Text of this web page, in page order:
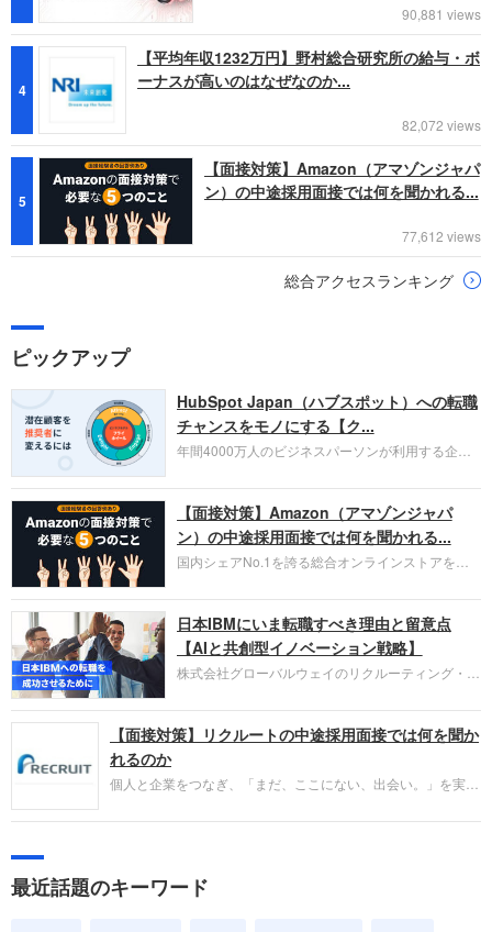
90,881 views
4
【平均年収1232万円】野村総合研究所の給与・ボ
ーナスが高いのはなぜなのか...
82,072 views
5
【面接対策】Amazon（アマゾンジャパ
ン）の中途採用面接では何を聞かれる...
77,612 views
総合アクセスランキング
ピックアップ
HubSpot Japan（ハブスポット）への転職
チャンスをモノにする【ク...
年間4000万人のビジネスパーソンが利用する企業
お勧めするイチオシ企業をご紹介します。今回はク
ラウド型CRMプラットフォームを提供する
HubSpot Japan（ハブスポット・ジャパン）株式会
社です。採用面接対策の企業研究にご活用くださ
い。
【面接対策】Amazon（アマゾンジャパ
ン）の中途採用面接では何を聞かれる...
国内シェアNo.1を誇る総合オンラインストアを運
圧倒的な存在感を持つAmazon。中途採用面接では
過去の具体的な業務成果やリーダーシップの発揮、
失敗からの学びが重視され、人間性やカルチャーフ
ィットも評価対象となり、長期的に成長できる仲間
であるかを多角的に審査されます。
日本IBMにいま転職すべき理由と留意点
【AIと共創型イノベーション戦略】
株式会社グローバルウェイのリクルーティング・パ
パーソンが利用する企業口コミサイト「キャリコ
ネ」の転職エージェントがお勧めするイチオシ企業
IBMです。採用面接対策の企業研究にご活用くださ
い。
【面接対策】リクルートの中途採用面接では何を聞か
れるのか
個人と企業をつなぎ、「まだ、ここにない、出会い。」を実現
やこれまでの成果を具体的に問われるほか、「人間性」も評価
しょう。
最近話題のキーワード